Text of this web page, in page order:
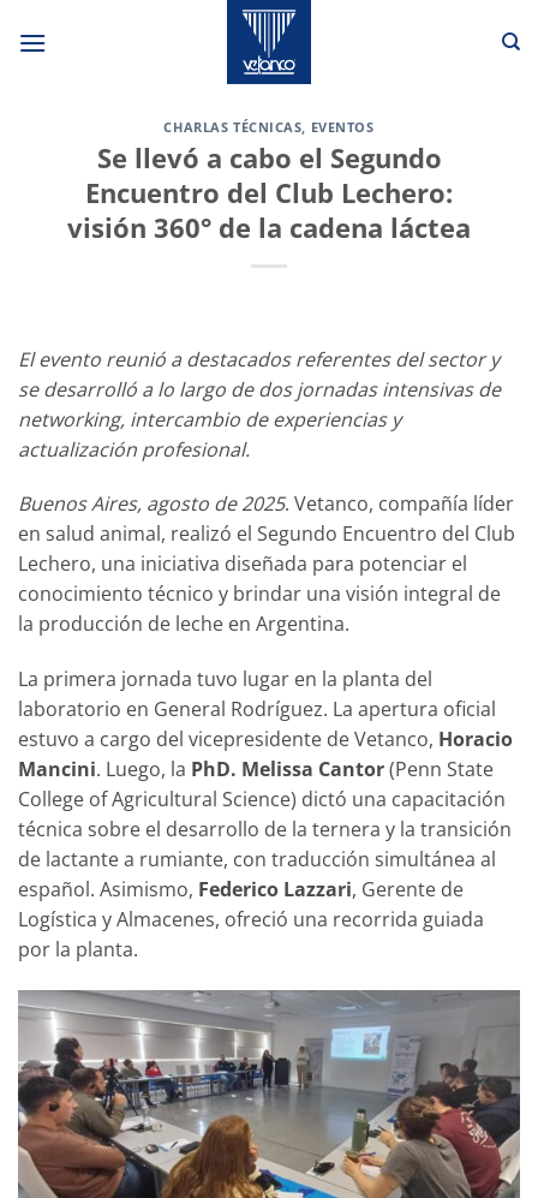
CHARLAS TÉCNICAS, EVENTOS
Se llevó a cabo el Segundo
Encuentro del Club Lechero:
visión 360° de la cadena láctea
El evento reunió a destacados referentes del sector y
se desarrolló a lo largo de dos jornadas intensivas de
networking, intercambio de experiencias y
actualización profesional.
Buenos Aires, agosto de 2025. Vetanco, compañía líder
en salud animal, realizó el Segundo Encuentro del Club
Lechero, una iniciativa diseñada para potenciar el
conocimiento técnico y brindar una visión integral de
la producción de leche en Argentina.
La primera jornada tuvo lugar en la planta del
laboratorio en General Rodríguez. La apertura oficial
estuvo a cargo del vicepresidente de Vetanco, Horacio
Mancini. Luego, la PhD. Melissa Cantor(Penn State
College of Agricultural Science) dictó una capacitación
técnica sobre el desarrollo de la ternera y la transición
de lactante a rumiante, con traducción simultánea al
español. Asimismo, Federico Lazzari, Gerente de
Logística y Almacenes, ofreció una recorrida guiada
por la planta.